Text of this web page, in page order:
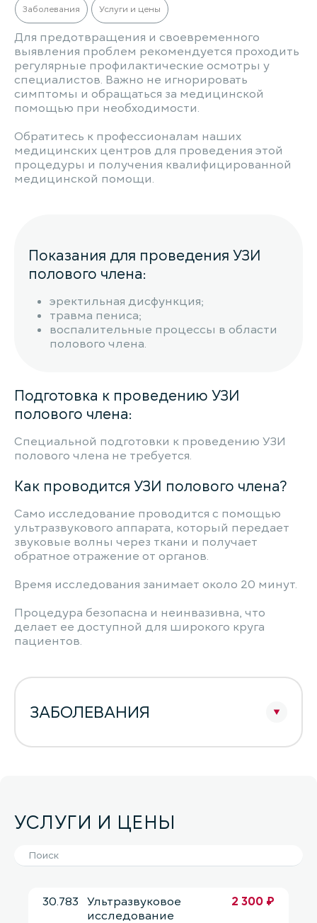
Заболевания Услуги и цены
Для предотвращения и своевременного
выявления проблем рекомендуется проходить
регулярные профилактические осмотры у
специалистов. Важно не игнорировать
симптомы и обращаться за медицинской
помощью при необходимости.
Обратитесь к профессионалам наших
медицинских центров для проведения этой
процедуры и получения квалифицированной
медицинской помощи.
Показания для проведения УЗИ
полового члена:
эректильная дисфункция;
травма пениса;
воспалительные процессы в области
полового члена.
Подготовка к проведению УЗИ
полового члена:
Специальной подготовки к проведению УЗИ
полового члена не требуется.
Как проводится УЗИ полового члена?
Само исследование проводится с помощью
ультразвукового аппарата, который передает
звуковые волны через ткани и получает
обратное отражение от органов.
Время исследования занимает около 20 минут.
Процедура безопасна и неинвазивна, что
делает ее доступной для широкого круга
пациентов.
ЗАБОЛЕВАНИЯ
УСЛУГИ И ЦЕНЫ
30.783 Ультразвуковое
исследование
2 300 ₽